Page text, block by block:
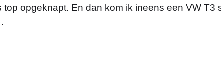
opgeknapt. En dan kom ik ineens een VW